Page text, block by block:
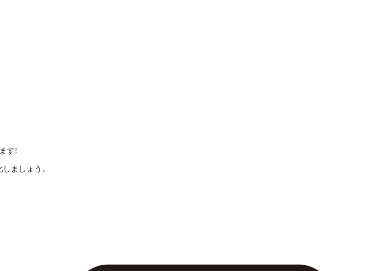
す!
ましょう。